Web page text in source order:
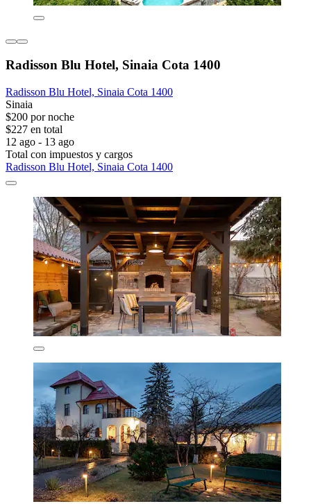
Radisson Blu Hotel, Sinaia Cota 1400
Radisson Blu Hotel, Sinaia Cota 1400
Sinaia
$200 por noche
$227 en total
12 ago - 13 ago
Total con impuestos y cargos
Radisson Blu Hotel, Sinaia Cota 1400